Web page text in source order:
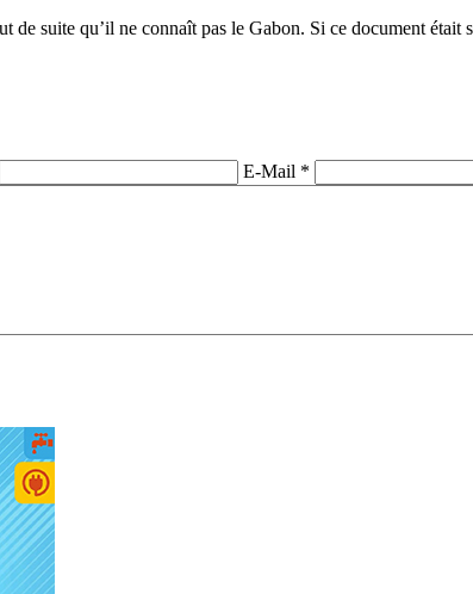
de suite qu’il ne connaît pas le Gabon. Si ce document
E-Mail *